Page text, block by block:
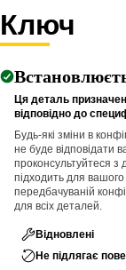
Ключ
Ця деталь
відповідно до
Будь-які зміни в
не буде відповідати
проконсультуйтеся
підходить для
передбачуваній
для всіх деталей.
Відновлені
Не підлягає